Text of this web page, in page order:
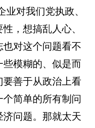
对我们党执政、
，想搞乱人心、
对这个问题看不
模糊的、似是而
善于从政治上看
简单的所有制问
问题。那就太天